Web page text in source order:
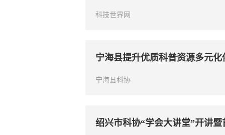
科技世界网
宁海县提升优质科普资源多元化
宁海县科协
绍兴市科协“学会大讲堂”开讲